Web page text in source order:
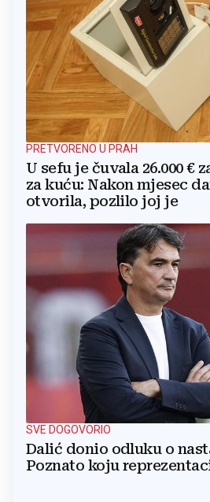
PRETVORENO U PRAH
U sefu je čuvala 26.000 €
za kuću: Nakon mjesec
otvorila, pozlilo joj je
SVE DOGOVORIO
Dalić donio odluku o
Poznato koju